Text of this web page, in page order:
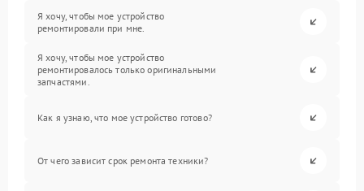
Я хочу, чтобы мое устройство
ремонтировали при мне.
Я хочу, чтобы мое устройство
ремонтировалось только оригинальными
запчастями.
Как я узнаю, что мое устройство готово?
От чего зависит срок ремонта техники?